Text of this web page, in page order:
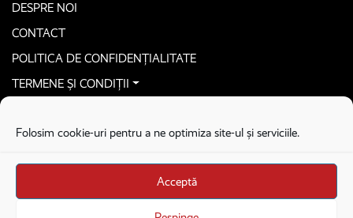
Folosim cookie-uri pentru a ne optimiza site-ul și serviciile.
Acceptă
DESPRE NOI
CONTACT
POLITICA DE CONFIDENȚIALITATE
TERMENE ȘI CONDIȚII
Stega creative
Brandul Recorder e operat de Asociația Recorder Community, sub licența SC